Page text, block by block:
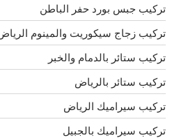
تركيب جبس بورد حفر الباطن
تركيب زجاج سيكوريت والمينوم
تركيب ستائر بالدمام والخبر
تركيب ستائر بالرياض
تركيب سيراميك الرياض
تركيب سيراميك بالجبيل